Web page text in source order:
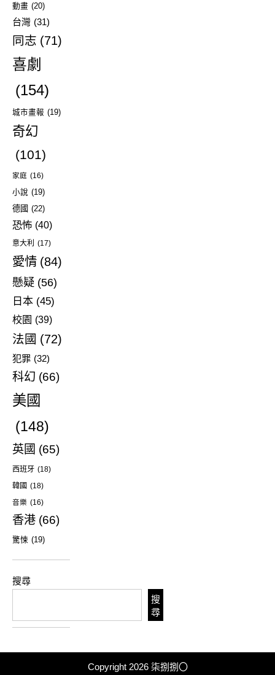
動畫 (20)
台灣 (31)
同志 (71)
喜劇
(154)
城市畫報 (19)
奇幻
(101)
家庭 (16)
小說 (19)
德國 (22)
恐怖 (40)
意大利 (17)
愛情 (84)
懸疑 (56)
日本 (45)
校園 (39)
法國 (72)
犯罪 (32)
科幻 (66)
美國
(148)
英國 (65)
西班牙 (18)
韓國 (18)
音樂 (16)
香港 (66)
驚悚 (19)
搜尋
搜
尋
Copyright 2026 柒捌捌〇